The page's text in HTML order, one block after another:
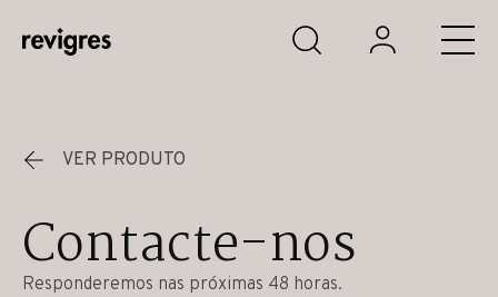
Saltar para o conteúdo principal
VER PRODUTO
Contacte-nos
Responderemos nas próximas 48 horas.